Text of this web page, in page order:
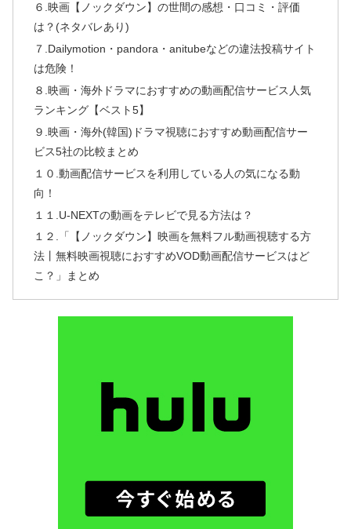
６.映画【ノックダウン】の世間の感想・口コミ・評価
は？(ネタバレあり)
７.Dailymotion・pandora・anitubeなどの違法投稿サイト
は危険！
８.映画・海外ドラマにおすすめの動画配信サービス人気
ランキング【ベスト5】
９.映画・海外(韓国)ドラマ視聴におすすめ動画配信サー
ビス5社の比較まとめ
１０.動画配信サービスを利用している人の気になる動
向！
１１.U-NEXTの動画をテレビで見る方法は？
１２.「【ノックダウン】映画を無料フル動画視聴する方
法丨無料映画視聴におすすめVOD動画配信サービスはど
こ？」まとめ